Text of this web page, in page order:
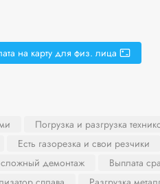
на карту для физ. лица
Погрузка и разгрузка
Есть газорезка и свои резчики
демонтаж
Выплата